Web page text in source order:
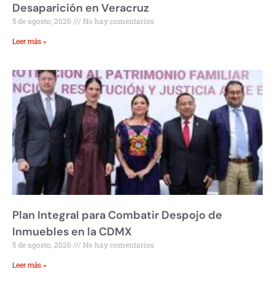
Desaparición en Veracruz
5 de agosto, 2026 No hay comentarios
Leer más »
Plan Integral para Combatir Despojo de
Inmuebles en la CDMX
5 de agosto, 2026 No hay comentarios
Leer más »